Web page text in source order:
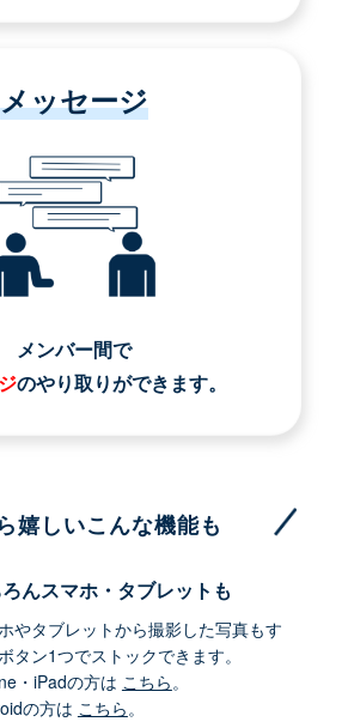
メッセージ
メンバー間で
のやり取りができます。
嬉しいこんな機能も
んスマホ・タブレットも
やタブレットから撮影した写真もす
タン1つでストックできます。
・iPadの方は こちら。
の方は こちら。